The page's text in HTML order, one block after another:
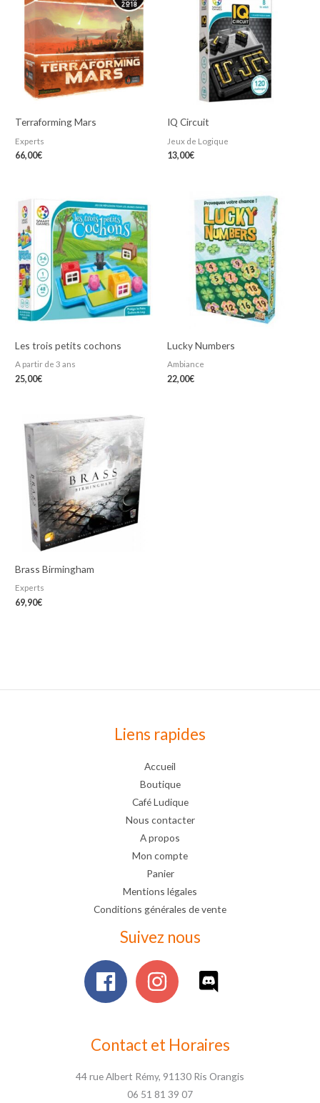
Terraforming Mars
Experts
66,00€
IQ Circuit
Jeux de Logique
13,00€
Les trois petits cochons
A partir de 3 ans
25,00€
Lucky Numbers
Ambiance
22,00€
Brass Birmingham
Experts
69,90€
Liens rapides
Accueil
Boutique
Café Ludique
Nous contacter
A propos
Mon compte
Panier
Mentions légales
Conditions générales de vente
Suivez nous
Contact et Horaires
44 rue Albert Rémy, 91130 Ris Orangis
06 51 81 39 07